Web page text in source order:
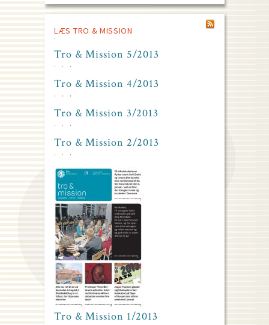
LÆS TRO & MISSION
Tro & Mission 5/2013
Tro & Mission 4/2013
Tro & Mission 3/2013
Tro & Mission 2/2013
Tro & Mission 1/2013